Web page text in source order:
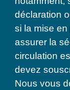
déclaration
si la mise
assurer la
circulation
devez
Nous vous